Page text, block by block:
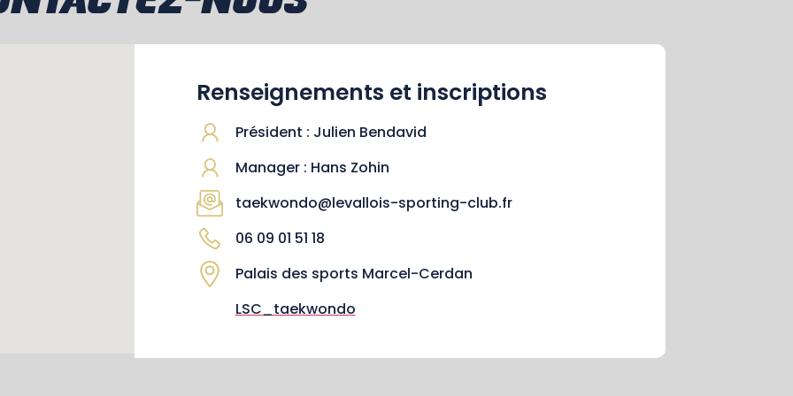
Renseignements et inscriptions
Président : Julien Bendavid
Manager : Hans Zohin
taekwondo@levallois-sporting-club.fr
06 09 01 51 18
Palais des sports Marcel-Cerdan
LSC_taekwondo